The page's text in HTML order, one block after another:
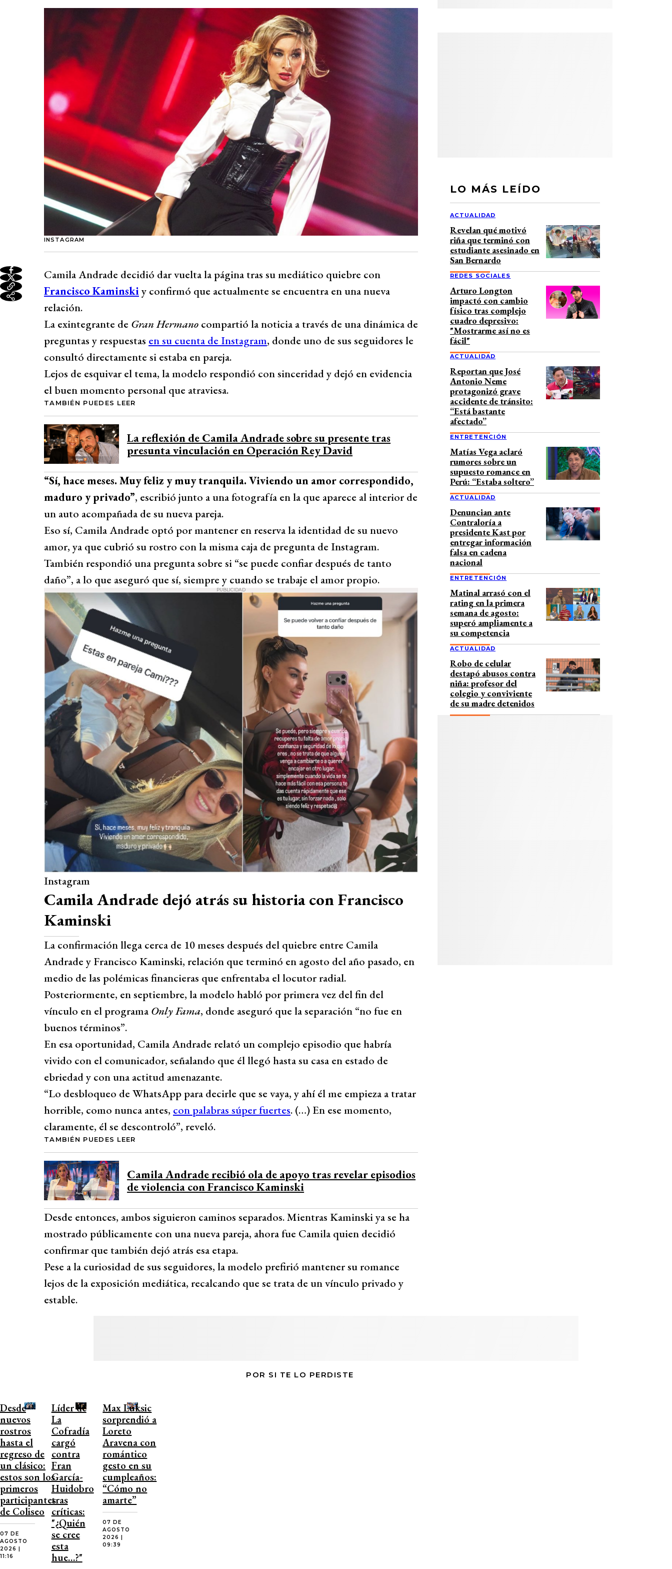
INSTAGRAM
Camila Andrade decidió dar vuelta la página tras su mediático quiebre con
Francisco Kaminskiy confirmó que actualmente se encuentra en una nueva
relación.
La exintegrante de Gran Hermano compartió la noticia a través de una dinámica de
preguntas y respuestas en su cuenta de Instagram, donde uno de sus seguidores le
consultó directamente si estaba en pareja.
Lejos de esquivar el tema, la modelo respondió con sinceridad y dejó en evidencia
el buen momento personal que atraviesa.
TAMBIÉN PUEDES LEER
La reflexión de Camila Andrade sobre su presente tras
presunta vinculación en Operación Rey David
“Sí, hace meses. Muy feliz y muy tranquila. Viviendo un amor correspondido,
maduro y privado”, escribió junto a una fotografía en la que aparece al interior de
un auto acompañada de su nueva pareja.
Eso sí, Camila Andrade optó por mantener en reserva la identidad de su nuevo
amor, ya que cubrió su rostro con la misma caja de pregunta de Instagram.
También respondió una pregunta sobre si “se puede confiar después de tanto
daño”, a lo que aseguró que sí, siempre y cuando se trabaje el amor propio.
PUBLICIDAD
Instagram
Camila Andrade dejó atrás su historia con Francisco
Kaminski
La confirmación llega cerca de 10 meses después del quiebre entre Camila
Andrade y Francisco Kaminski, relación que terminó en agosto del año pasado, en
medio de las polémicas financieras que enfrentaba el locutor radial.
Posteriormente, en septiembre, la modelo habló por primera vez del fin del
vínculo en el programa Only Fama, donde aseguró que la separación “no fue en
buenos términos”.
En esa oportunidad, Camila Andrade relató un complejo episodio que habría
vivido con el comunicador, señalando que él llegó hasta su casa en estado de
ebriedad y con una actitud amenazante.
“Lo desbloqueo de WhatsApp para decirle que se vaya, y ahí él me empieza a tratar
horrible, como nunca antes, con palabras súper fuertes. (…) En ese momento,
claramente, él se descontroló”, reveló.
TAMBIÉN PUEDES LEER
Camila Andrade recibió ola de apoyo tras revelar episodios
de violencia con Francisco Kaminski
Desde entonces, ambos siguieron caminos separados. Mientras Kaminski ya se ha
mostrado públicamente con una nueva pareja, ahora fue Camila quien decidió
confirmar que también dejó atrás esa etapa.
Pese a la curiosidad de sus seguidores, la modelo prefirió mantener su romance
lejos de la exposición mediática, recalcando que se trata de un vínculo privado y
estable.
LO MÁS LEÍDO
ACTUALIDAD
Revelan qué motivó
riña que terminó con
estudiante asesinado en
San Bernardo
REDES SOCIALES
Arturo Longton
impactó con cambio
físico tras complejo
cuadro depresivo:
"Mostrarme así no es
fácil"
ACTUALIDAD
Reportan que José
Antonio Neme
protagonizó grave
accidente de tránsito:
“Está bastante
afectado”
ENTRETENCIÓN
Matías Vega aclaró
rumores sobre un
supuesto romance en
Perú: “Estaba soltero”
ACTUALIDAD
Denuncian ante
Contraloría a
presidente Kast por
entregar información
falsa en cadena
nacional
ENTRETENCIÓN
Matinal arrasó con el
rating en la primera
semana de agosto:
superó ampliamente a
su competencia
ACTUALIDAD
Robo de celular
destapó abusos contra
niña: profesor del
colegio y conviviente
de su madre detenidos
POR SI TE LO PERDISTE
Desde
nuevos
rostros
hasta el
regreso de
un clásico:
estos son los
primeros
participantes
de Coliseo
07 DE
AGOSTO
2026 |
11:16
Líder de
La
Cofradía
cargó
contra
Fran
García-
Huidobro
tras
críticas:
"¿Quién
se cree
esta
hue…?"
Max Luksic
sorprendió a
Loreto
Aravena con
romántico
gesto en su
cumpleaños:
“Cómo no
amarte”
07 DE
AGOSTO
2026 |
09:39